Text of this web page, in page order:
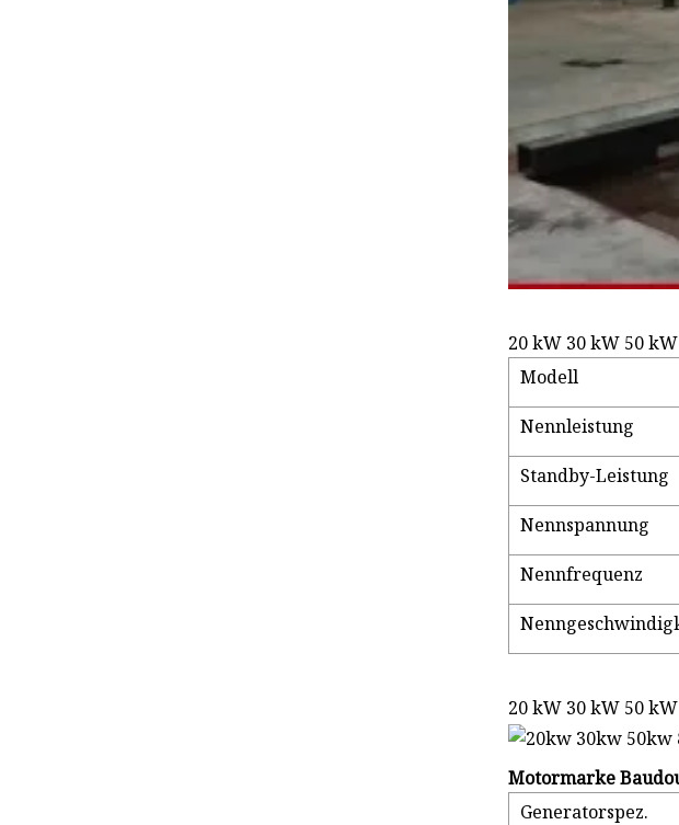
20 kW 30 kW 50
Modell
Nennleistung
Standby-Leistung
Nennspannung
Nennfrequenz
20 kW 30 kW 50
Motormarke
Generatorspez.